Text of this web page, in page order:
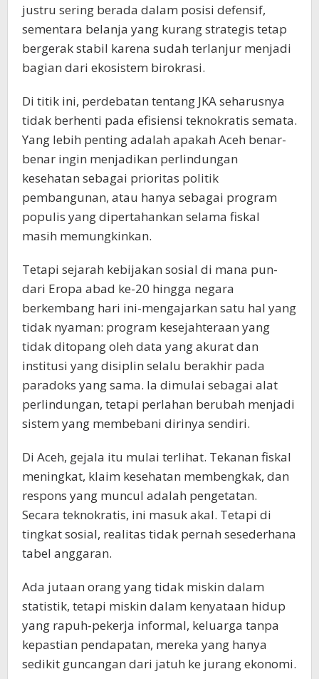
justru sering berada dalam posisi defensif,
sementara belanja yang kurang strategis tetap
bergerak stabil karena sudah terlanjur menjadi
bagian dari ekosistem birokrasi.
Di titik ini, perdebatan tentang JKA seharusnya
tidak berhenti pada efisiensi teknokratis semata.
Yang lebih penting adalah apakah Aceh benar-
benar ingin menjadikan perlindungan
kesehatan sebagai prioritas politik
pembangunan, atau hanya sebagai program
populis yang dipertahankan selama fiskal
masih memungkinkan.
Tetapi sejarah kebijakan sosial di mana pun-
dari Eropa abad ke-20 hingga negara
berkembang hari ini-mengajarkan satu hal yang
tidak nyaman: program kesejahteraan yang
tidak ditopang oleh data yang akurat dan
institusi yang disiplin selalu berakhir pada
paradoks yang sama. Ia dimulai sebagai alat
perlindungan, tetapi perlahan berubah menjadi
sistem yang membebani dirinya sendiri.
Di Aceh, gejala itu mulai terlihat. Tekanan fiskal
meningkat, klaim kesehatan membengkak, dan
respons yang muncul adalah pengetatan.
Secara teknokratis, ini masuk akal. Tetapi di
tingkat sosial, realitas tidak pernah sesederhana
tabel anggaran.
Ada jutaan orang yang tidak miskin dalam
statistik, tetapi miskin dalam kenyataan hidup
yang rapuh-pekerja informal, keluarga tanpa
kepastian pendapatan, mereka yang hanya
sedikit guncangan dari jatuh ke jurang ekonomi.